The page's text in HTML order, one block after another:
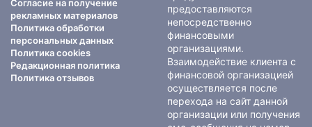
Согласие на получение
рекламных материалов
Политика обработки
персональных данных
Политика cookies
Редакционная политика
Политика отзывов
предоставляются
непосредственно
финансовыми
организациями.
Взаимодействие клиента с
финансовой организацией
осуществляется после
перехода на сайт данной
организации или получения